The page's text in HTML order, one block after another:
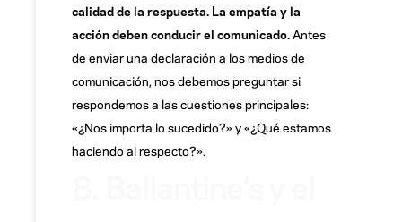
calidad de la respuesta. La empatía y la
acción deben conducir el comunicado.Antes
de enviar una declaración a los medios de
comunicación, nos debemos preguntar si
respondemos a las cuestiones principales:
«¿Nos importa lo sucedido?» y «¿Qué estamos
haciendo al respecto?».